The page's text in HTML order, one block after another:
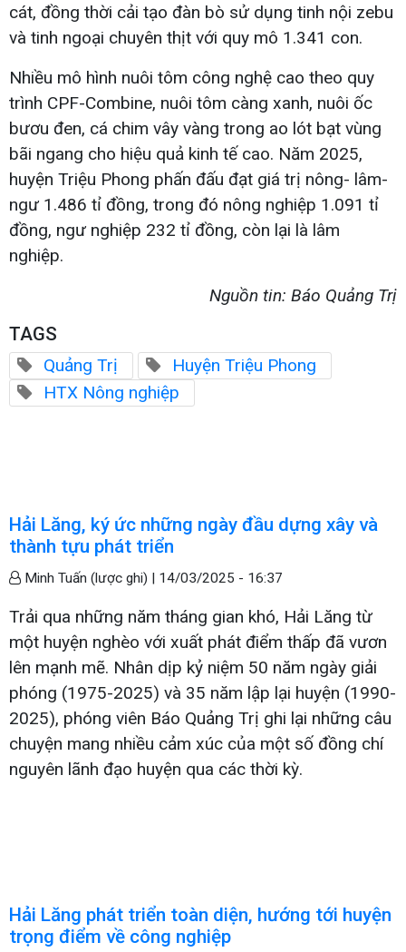
cát, đồng thời cải tạo đàn bò sử dụng tinh nội zebu
và tinh ngoại chuyên thịt với quy mô 1.341 con.
Nhiều mô hình nuôi tôm công nghệ cao theo quy
trình CPF-Combine, nuôi tôm càng xanh, nuôi ốc
bươu đen, cá chim vây vàng trong ao lót bạt vùng
bãi ngang cho hiệu quả kinh tế cao. Năm 2025,
huyện Triệu Phong phấn đấu đạt giá trị nông- lâm-
ngư 1.486 tỉ đồng, trong đó nông nghiệp 1.091 tỉ
đồng, ngư nghiệp 232 tỉ đồng, còn lại là lâm
nghiệp.
Nguồn tin: Báo Quảng Trị
TAGS
Quảng Trị
Huyện Triệu Phong
HTX Nông nghiệp
Hải Lăng, ký ức những ngày đầu dựng xây và
thành tựu phát triển
Minh Tuấn (lược ghi) | 14/03/2025 - 16:37
Trải qua những năm tháng gian khó, Hải Lăng từ
một huyện nghèo với xuất phát điểm thấp đã vươn
lên mạnh mẽ. Nhân dịp kỷ niệm 50 năm ngày giải
phóng (1975-2025) và 35 năm lập lại huyện (1990-
2025), phóng viên Báo Quảng Trị ghi lại những câu
chuyện mang nhiều cảm xúc của một số đồng chí
nguyên lãnh đạo huyện qua các thời kỳ.
Hải Lăng phát triển toàn diện, hướng tới huyện
trọng điểm về công nghiệp